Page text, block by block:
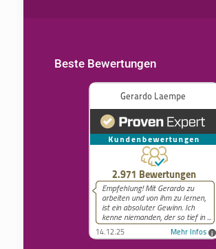
Beste Bewertungen